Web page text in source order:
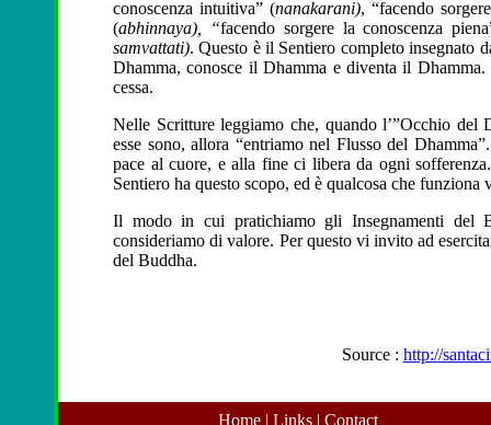
conoscenza intuitiva” (nanakarani), “facendo
(abhinnaya), “facendo sorgere la conoscenza
samvattati). Questo è il Sentiero completo insegnato
Dhamma, conosce il Dhamma e diventa il
cessa.
Nelle Scritture leggiamo che, quando l’”Occhio del
esse sono, allora “entriamo nel Flusso del
pace al cuore, e alla fine ci libera da ogni
Sentiero ha questo scopo, ed è qualcosa che funziona
Il modo in cui pratichiamo gli Insegnamenti del
consideriamo di valore. Per questo vi invito ad
del Buddha.
Source : http://
Home| Links| Contact